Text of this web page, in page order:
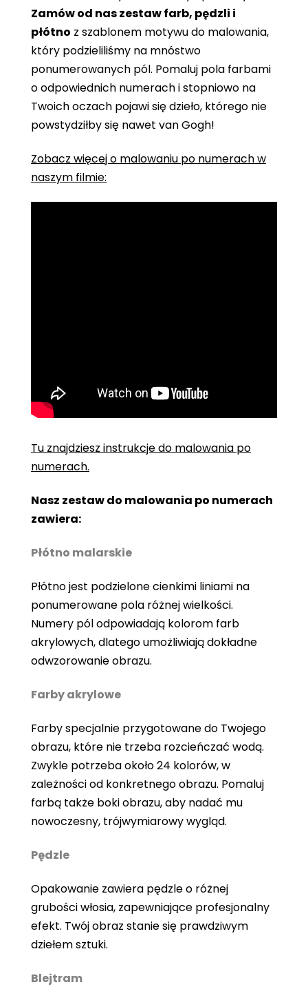
Zamów od nas zestaw farb, pędzli i
płótno z szablonem motywu do malowania,
który podzieliliśmy na mnóstwo
ponumerowanych pól. Pomaluj pola farbami
o odpowiednich numerach i stopniowo na
Twoich oczach pojawi się dzieło, którego nie
powstydziłby się nawet van Gogh!
Zobacz więcej o malowaniu po numerach w
naszym filmie:
Tu znajdziesz instrukcje do malowania po
numerach.
Nasz zestaw do malowania po numerach
zawiera:
Płótno malarskie
Płótno jest podzielone cienkimi liniami na
ponumerowane pola różnej wielkości.
Numery pól odpowiadają kolorom farb
akrylowych, dlatego umożliwiają dokładne
odwzorowanie obrazu.
Farby akrylowe
Farby specjalnie przygotowane do Twojego
obrazu, które nie trzeba rozcieńczać wodą.
Zwykle potrzeba około 24 kolorów, w
zależności od konkretnego obrazu. Pomaluj
farbą także boki obrazu, aby nadać mu
nowoczesny, trójwymiarowy wygląd.
Pędzle
Opakowanie zawiera pędzle o różnej
grubości włosia, zapewniające profesjonalny
efekt. Twój obraz stanie się prawdziwym
dziełem sztuki.
Blejtram